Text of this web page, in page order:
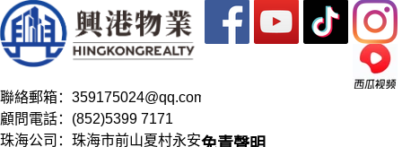
聯絡郵箱： 359175024@qq.com
顧問電話： (852)5399 7171
珠海公司：珠海市前山夏村永安路三巷16號(夏村